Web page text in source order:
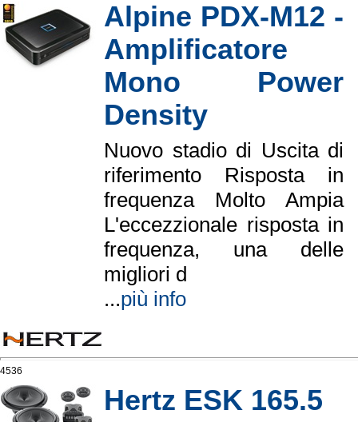
Alpine PDX-M12 -
Amplificatore
Mono Power
Density
Nuovo stadio di Uscita di
riferimento Risposta in
frequenza Molto Ampia
L'eccezzionale risposta in
frequenza, una delle
migliori d
...più info
4536
Hertz ESK 165.5